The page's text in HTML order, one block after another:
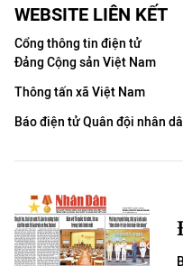
WEBSITE LIÊN KẾT
Cổng thông tin điện tử
Đảng Cộng sản Việt Nam
Thông tấn xã Việt Nam
Báo điện tử Quân đội nhân